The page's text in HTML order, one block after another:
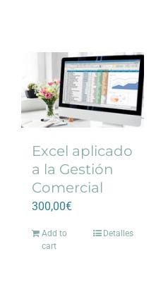
Excel aplicado
a la Gestión
Comercial
300,00€
Add to
cart
Detalles